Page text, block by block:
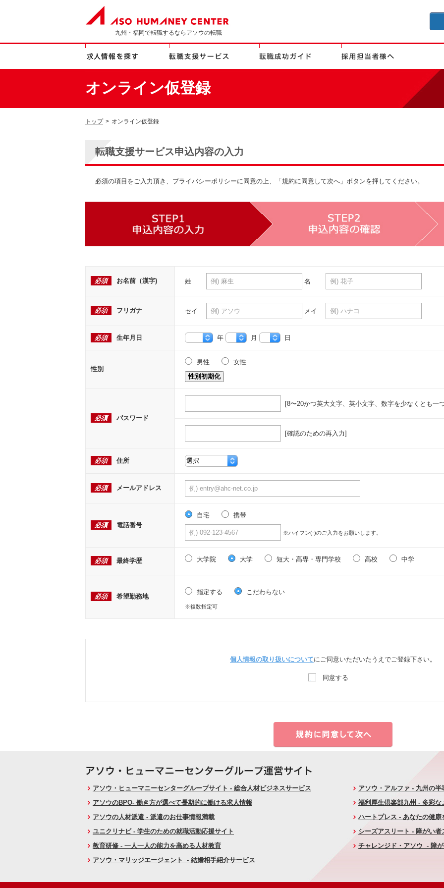
九州・福岡で転職するならアソウの転職
オンライン仮登録
トップ > オンライン仮登録
転職支援サービス申込内容の入力
必須の項目をご入力頂き、プライバシーポリシーに同意の上、「規約に同意して次へ」ボタンを押してください。
必須 お名前（漢字) 姓 名
必須 フリガナ セイ メイ
必須 生年月日 年 月 日
性別
男性
女性
性別初期化
必須 パスワード
[8〜20かつ英大文字、英小文字、数字を少なくとも一
[確認のための再入力]
必須 住所
必須 メールアドレス
必須 電話番号
自宅 携帯
※ハイフン(-)のご入力をお願いします。
必須 最終学歴 大学院 大学 短大・高専・専門学校 高校 中学
必須 希望勤務地
指定する こだわらない
※複数指定可
個人情報の取り扱いについてにご同意いただいたうえでご登録下さい。
同意する
アソウ・ヒューマニーセンターグループサイト - 総合人材ビジネスサービス
アソウのBPO- 働き方が選べて長期的に働ける求人情報
アソウの人材派遣 - 派遣のお仕事情報満載
ユニクリナビ - 学生のための就職活動応援サイト
教育研修 - 一人一人の能力を高める人材教育
アソウ・マリッジエージェント - 結婚相手紹介サービス
アソウ・アルファ - 九州の
福利厚生倶楽部九州 - 多彩
ハートプレス - あなたの健康
シーズアスリート - 障がい
チャレンジド・アソウ - 障